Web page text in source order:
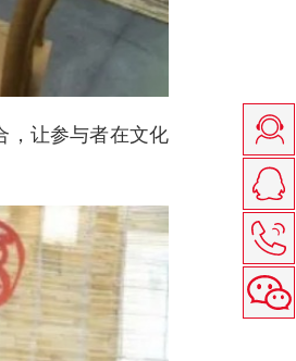
，让参与者在文化